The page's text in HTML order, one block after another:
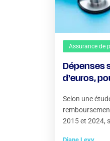
Assurance de
Dépenses
d’euros,
Selon une
2015 et 2024,